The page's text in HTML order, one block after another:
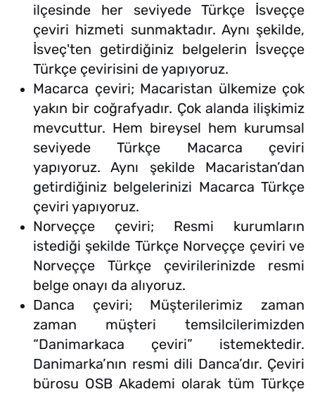
ilçesinde her seviyede Türkçe İsveççe
çeviri hizmeti sunmaktadır. Aynı şekilde,
İsveç'ten getirdiğiniz belgelerin İsveççe
Türkçe çevirisini de yapıyoruz.
Macarca çeviri; Macaristan ülkemize çok
yakın bir coğrafyadır. Çok alanda ilişkimiz
mevcuttur. Hem bireysel hem kurumsal
seviyede Türkçe Macarca çeviri
yapıyoruz. Aynı şekilde Macaristan’dan
getirdiğiniz belgelerinizi Macarca Türkçe
çeviri yapıyoruz.
Norveççe çeviri; Resmi kurumların
istediği şekilde Türkçe Norveççe çeviri ve
Norveççe Türkçe çevirilerinizde resmi
belge onayı da alıyoruz.
Danca çeviri; Müşterilerimiz zaman
zaman müşteri temsilcilerimizden
“Danimarkaca çeviri” istemektedir.
Danimarka’nın resmi dili Danca’dır. Çeviri
bürosu OSB Akademi olarak tüm Türkçe